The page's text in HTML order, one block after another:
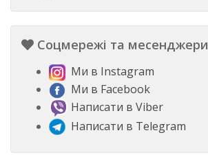
Соцмережі та месенджери
Ми в Instagram
Ми в Facebook
Написати в Viber
Написати в Telegram